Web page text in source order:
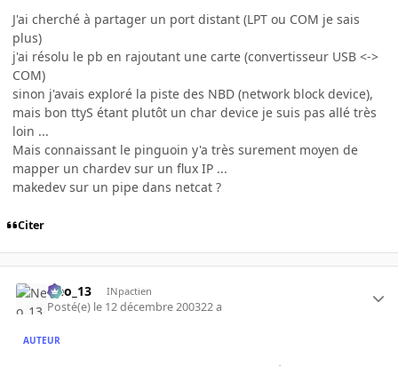
J'ai cherché à partager un port distant (LPT ou COM je sais
plus)
j'ai résolu le pb en rajoutant une carte (convertisseur USB <->
COM)
sinon j'avais exploré la piste des NBD (network block device),
mais bon ttyS étant plutôt un char device je suis pas allé très
loin ...
Mais connaissant le pinguoin y'a très surement moyen de
mapper un chardev sur un flux IP ...
makedev sur un pipe dans netcat ?
Citer
Neo_13 INpactien
Posté(e) le 12 décembre 200322 a
AUTEUR